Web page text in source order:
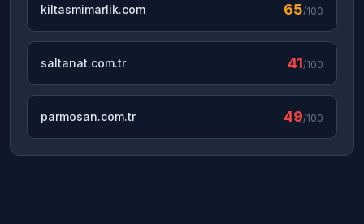
kiltasmimarlik.com 65/100
saltanat.com.tr 41/100
parmosan.com.tr 49/100